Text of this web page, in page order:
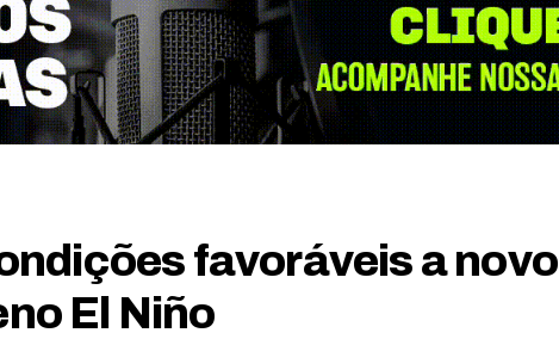
favoráveis a novo
El Niño